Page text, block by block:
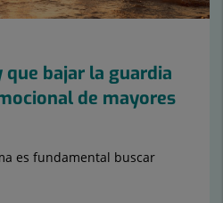
que bajar la guardia
de mayores
es fundamental buscar